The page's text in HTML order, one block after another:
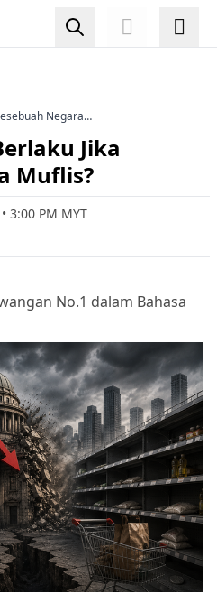
Negara
Jika
Muflis?
3:00 PM MYT
No.1 dalam Bahasa